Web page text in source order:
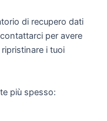
di recupero dati
per avere
i tuoi
più spesso: